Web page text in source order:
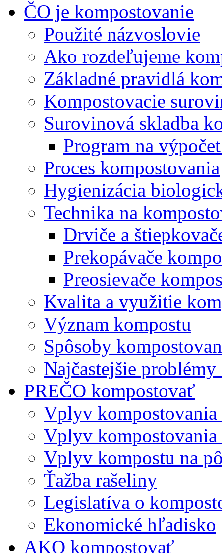
ČO je kompostovanie
Použité názvoslovie
Ako rozdeľujeme
Základné pravidlá
Kompostovacie
Surovinová skladba
Program na
Proces kompostovania
Hygienizácia
Technika na
Drviče a
Prekopávače
Preosievače
Kvalita a využitie
Význam kompostu
Spôsoby
Najčastejšie problémy
PREČO kompostovať
Vplyv kompostovania
Vplyv
Vplyv kompostu na
Ťažba rašeliny
Legislatíva o
Ekonomické hľadisko
AKO kompostovať